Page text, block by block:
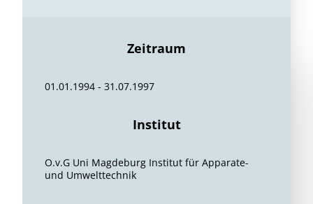
Zeitraum
01.01.1994 - 31.07.1997
Institut
O.v.G Uni Magdeburg Institut für Apparate-
und Umwelttechnik